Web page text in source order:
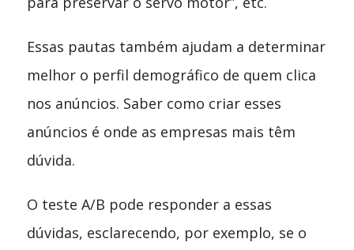
Essas pautas também ajudam a determinar
melhor o perfil demográfico de quem clica
nos anúncios. Saber como criar esses
anúncios é onde as empresas mais têm
dúvida.
O teste A/B pode responder a essas
dúvidas, esclarecendo, por exemplo, se o